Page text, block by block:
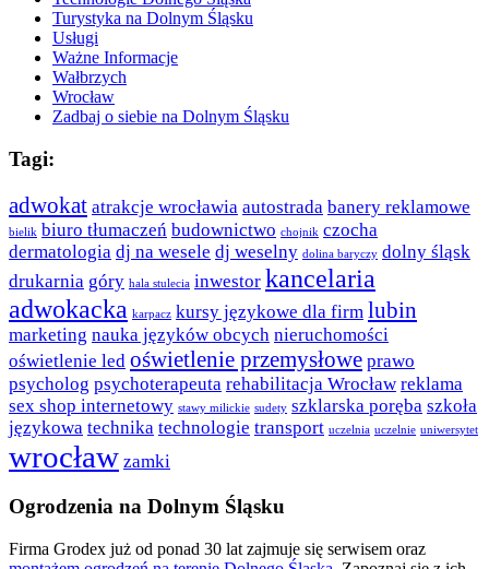
Turystyka na Dolnym Śląsku
Usługi
Ważne Informacje
Wałbrzych
Wrocław
Zadbaj o siebie na Dolnym Śląsku
Tagi:
adwokat atrakcje wrocławia autostrada banery reklamowe
bielik biuro tłumaczeń budownictwo chojnik czocha
dermatologia dj na wesele dj weselny dolina baryczy dolny śląsk
drukarnia góry hala stulecia inwestor kancelaria
adwokacka karpacz kursy językowe dla firm lubin
marketing nauka języków obcych nieruchomości
oświetlenie led oświetlenie przemysłowe prawo
psycholog psychoterapeuta rehabilitacja Wrocław reklama
sex shop internetowy stawy milickie sudety szklarska poręba szkoła
językowa technika technologie transport uczelnia uczelnie uniwersytet
wrocław zamki
Ogrodzenia na Dolnym Śląsku
Firma Grodex już od ponad 30 lat zajmuje się serwisem oraz